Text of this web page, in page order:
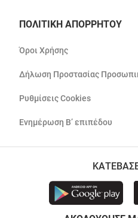
ΠΟΛΙΤΙΚΗ ΑΠΟΡΡΗΤΟΥ
Όροι Χρήσης
Δήλωση Προστασίας
Ρυθμίσεις Cookies
Ενημέρωση Β’ επιπέδου